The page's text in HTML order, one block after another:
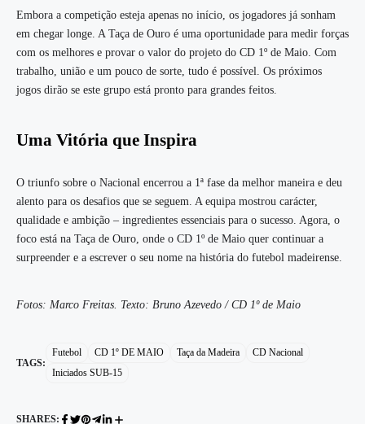
Embora a competição esteja apenas no início, os jogadores já sonham
em chegar longe. A Taça de Ouro é uma oportunidade para medir forças
com os melhores e provar o valor do projeto do CD 1º de Maio. Com
trabalho, união e um pouco de sorte, tudo é possível. Os próximos
jogos dirão se este grupo está pronto para grandes feitos.
Uma Vitória que Inspira
O triunfo sobre o Nacional encerrou a 1ª fase da melhor maneira e deu
alento para os desafios que se seguem. A equipa mostrou carácter,
qualidade e ambição – ingredientes essenciais para o sucesso. Agora, o
foco está na Taça de Ouro, onde o CD 1º de Maio quer continuar a
surpreender e a escrever o seu nome na história do futebol madeirense.
Fotos: Marco Freitas. Texto: Bruno Azevedo / CD 1º de Maio
TAGS:
Futebol CD 1º DE MAIO Taça da Madeira
CD Nacional
Iniciados SUB-15
SHARES: